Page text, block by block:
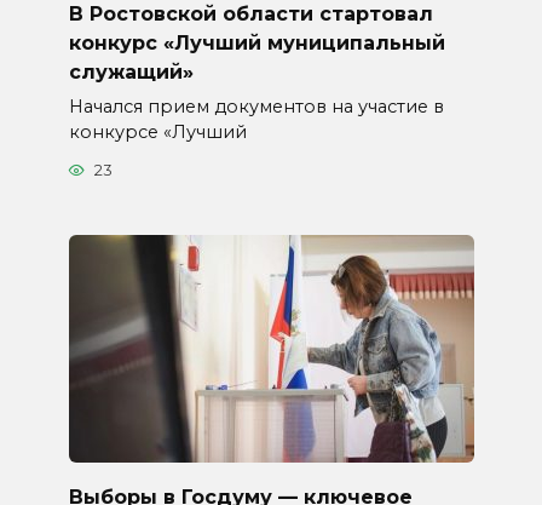
В Ростовской области стартовал
конкурс «Лучший муниципальный
служащий»
Начался прием документов на участие в
конкурсе «Лучший
23
Выборы в Госдуму — ключевое